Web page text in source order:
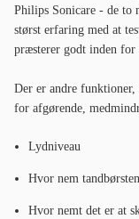
Philips Sonicare - de to
størst erfaring med at
præsterer godt inden for
Der er andre funktioner,
for afgørende,
Lydniveau
Hvor nem
Hvor nemt det er at